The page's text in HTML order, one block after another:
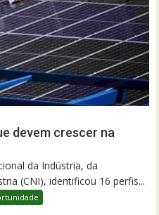
devem crescer na
da Indústria, da
(CNI), identificou 16 perfis...